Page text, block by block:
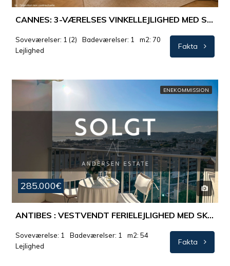
CANNES: 3-VÆRELSES VINKELLEJLIGHED MED SYDØSTVENDT ALTAN OG DEJLIG UDSIGT
Soveværelser: 1 (2) Badeværelser: 1
m2: 70
Lejlighed
Fakta
ENEKOMMISSION
285.000€
ANTIBES : VESTVENDT FERIELEJLIGHED MED SKØNT POOLANLÆG OG TENNISBANER.
Soveværelse: 1 Badeværelser: 1
m2: 54
Lejlighed
Fakta